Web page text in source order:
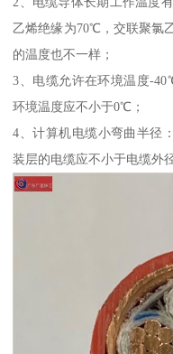
乙烯绝缘为70℃，交联聚氯
的温度也不一样；
3、电缆允许在环境温度-
环境温度应不小于0℃；
4、计算机电缆小弯曲半径
装层的电缆应不小于电缆外